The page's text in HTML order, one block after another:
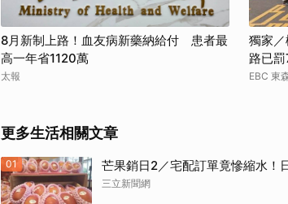
8月新制上路！血友病新藥納給付 患者最
高一年省1120萬
太報
獨家
路已
EBC 東
更多生活相關文章
01 芒果銷日2／宅配訂單竟慘縮水
三立新聞網